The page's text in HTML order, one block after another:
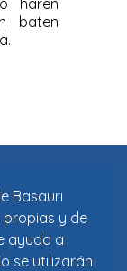
Basauri
propias y de
ayuda a
se utilizarán